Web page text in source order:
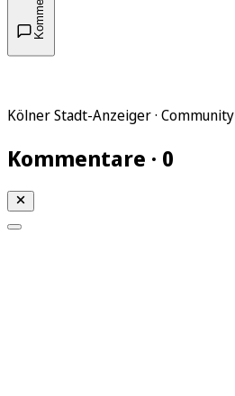
Kölner Stadt-Anzeiger · Community
Kommentare · 0